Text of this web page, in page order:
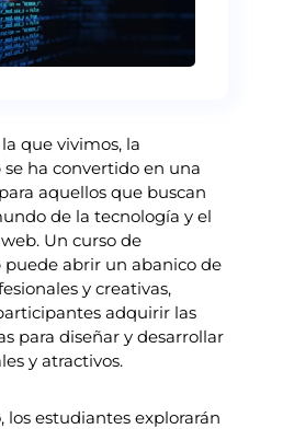
que vivimos, la
ha convertido en una
aquellos que buscan
de la tecnología y el
Un curso de
abrir un abanico de
y creativas,
adquirir las
para diseñar y desarrollar
y atractivos.
los estudiantes explorarán